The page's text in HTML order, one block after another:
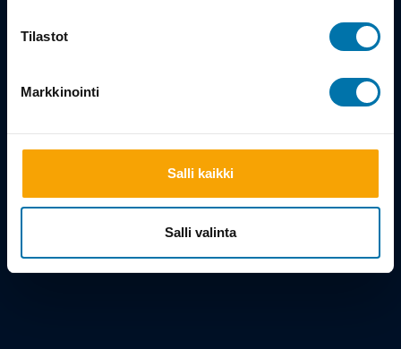
Tilastot
Markkinointi
Salli kaikki
Salli valinta